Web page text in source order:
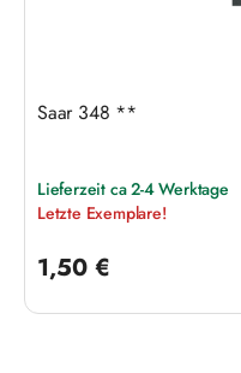
Saar 348 **
Lieferzeit ca 2-4 Werktage
Letzte Exemplare!
1,50 €